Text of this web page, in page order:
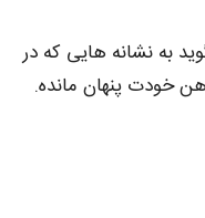
به نشانه‌ هایی که در
خودت پنهان مانده.